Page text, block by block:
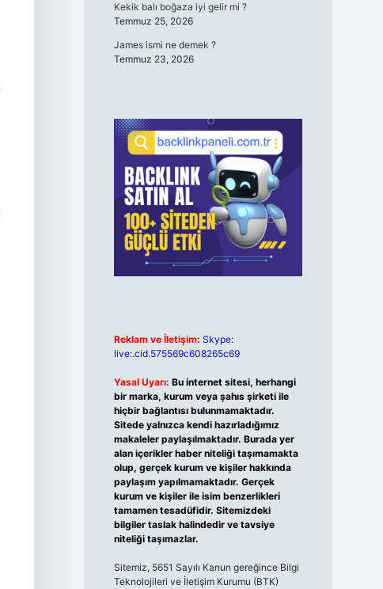
Kekik balı boğaza iyi gelir mi ?
Temmuz 25, 2026
James ismi ne demek ?
Temmuz 23, 2026
Reklam ve İletişim: Skype:
live:.cid.575569c608265c69
Yasal Uyarı: Bu internet sitesi, herhangi
bir marka, kurum veya şahıs şirketi ile
hiçbir bağlantısı bulunmamaktadır.
Sitede yalnızca kendi hazırladığımız
makaleler paylaşılmaktadır. Burada yer
alan içerikler haber niteliği taşımamakta
olup, gerçek kurum ve kişiler hakkında
paylaşım yapılmamaktadır. Gerçek
kurum ve kişiler ile isim benzerlikleri
tamamen tesadüfidir. Sitemizdeki
bilgiler taslak halindedir ve tavsiye
niteliği taşımazlar.
Sitemiz, 5651 Sayılı Kanun gereğince Bilgi
Teknolojileri ve İletişim Kurumu (BTK)